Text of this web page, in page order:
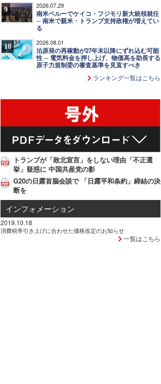
9 2026.07.29
南米ペルーでケイコ・フジモリ新大統領就任
─ 南米で親米・トランプ支持政権が増えてい
る
10 2026.08.01
泊原発の再稼動が27年末以降にずれ込む可能
性 ─ 電気料金を押し上げ、物価高を助長する
原子力規制委の審査基準を見直すべき
ランキング一覧はこちら
トランプが「敗北宣言」をしない理由「不正選
挙」疑惑に 中国共産党の影
G20の日露首脳会談で 「日露平和条約」締結の決
断を
インフォメーション
2019.10.18
消費税率引き上げに合わせた価格改定のお知らせ
一覧はこちら